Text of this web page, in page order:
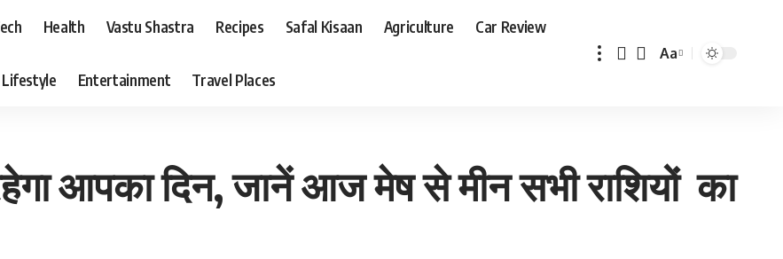
Health Vastu Shastra Recipes Safal Kisaan Agriculture Car Review
Lifestyle Entertainment Travel Places
Font
Aa
आपका दिन, जानें आज मेष से मीन सभी राशियों का